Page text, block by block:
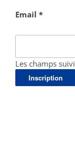
Email *
Les champs